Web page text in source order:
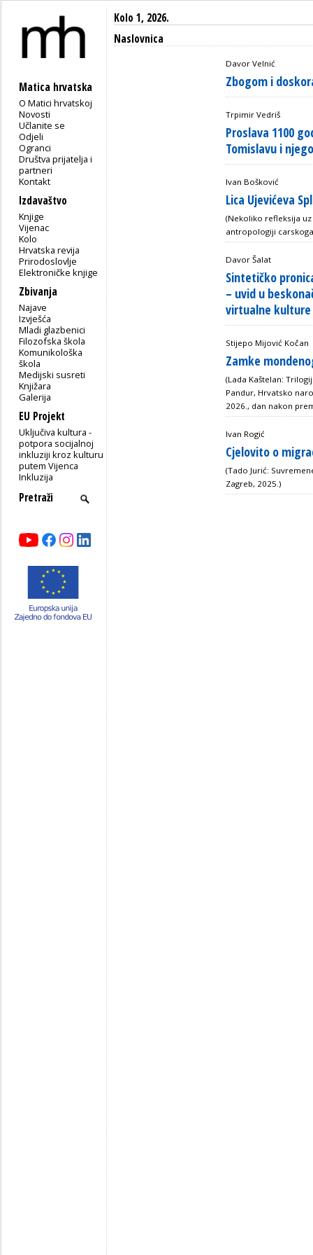
Matica hrvatska
O Matici hrvatskoj
Novosti
Učlanite se
Odjeli
Ogranci
Društva prijatelja i
partneri
Kontakt
Izdavaštvo
Knjige
Vijenac
Kolo
Hrvatska revija
Prirodoslovlje
Elektroničke knjige
Zbivanja
Najave
Izvješća
Mladi glazbenici
Filozofska škola
Komunikološka
škola
Medijski susreti
Knjižara
Galerija
EU Projekt
Uključiva kultura -
potpora socijalnoj
inkluziji kroz kulturu
putem Vijenca
Inkluzija
Kolo 1, 2026.
Naslovnica
Davor Velnić
Zbogom i
Trpimir Vedriš
Proslava 1100
Tomislavu i
Ivan Bošković
Lica Ujevićeva
(Nekoliko refleksija
antropologiji
Davor Šalat
Sintetičko
– uvid u
virtualne kulture
Stijepo Mijović Kočan
Zamke
(Lada Kaštelan:
Pandur, Hrvatsko
2026., dan nakon
Ivan Rogić
Cjelovito o
(Tado Jurić:
Zagreb, 2025.)